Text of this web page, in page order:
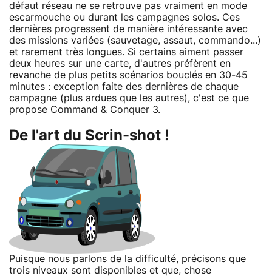
défaut réseau ne se retrouve pas vraiment en mode
escarmouche ou durant les campagnes solos. Ces
dernières progressent de manière intéressante avec
des missions variées (sauvetage, assaut, commando...)
et rarement très longues. Si certains aiment passer
deux heures sur une carte, d'autres préfèrent en
revanche de plus petits scénarios bouclés en 30-45
minutes : exception faite des dernières de chaque
campagne (plus ardues que les autres), c'est ce que
propose Command & Conquer 3.
De l'art du Scrin-shot !
Puisque nous parlons de la difficulté, précisons que
trois niveaux sont disponibles et que, chose